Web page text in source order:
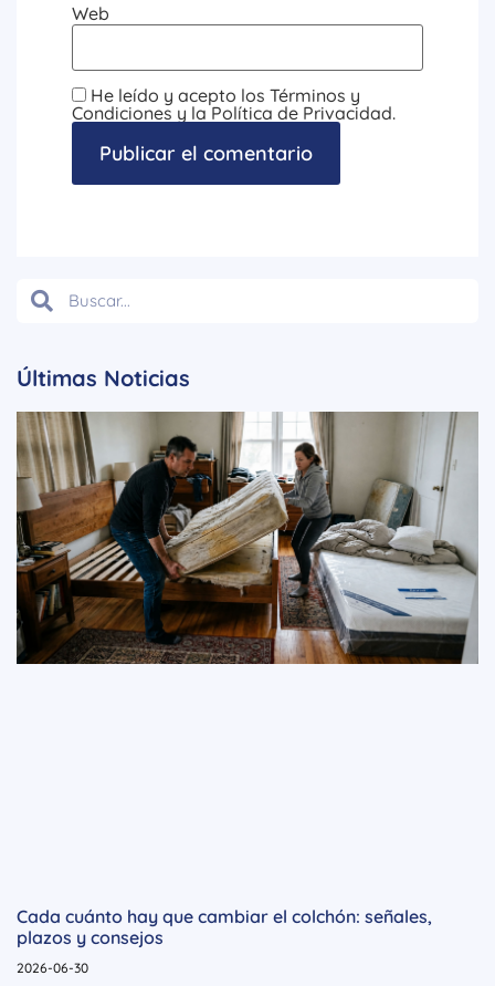
Web
He leído y acepto los Términos y
Condiciones y la Política de Privacidad.
Últimas Noticias
Cada cuánto hay que cambiar el colchón: señales,
plazos y consejos
2026-06-30